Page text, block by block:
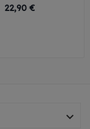
22,90 €Prix
